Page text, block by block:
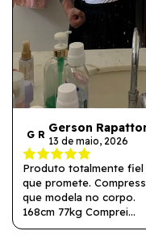
G R Gerson
13 de maio, 2026
Produto totalmente fiel
que promete.
que modela no corpo.
168cm 77kg Comprei
tamanho P, pra ficar